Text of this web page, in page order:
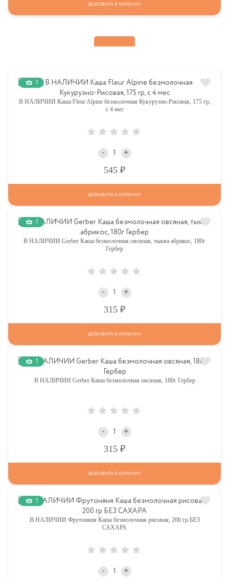
ДОБАВИТЬ В КОРЗИНУ
1
В НАЛИЧИИ Каша Fleur Alpine безмолочная Кукурузно-Рисовая, 175 гр,
с 4 мес
- +
545
ДОБАВИТЬ В КОРЗИНУ
1
В НАЛИЧИИ Gerber Каша безмолочная овсяная, тыква абрикос, 180г
Гербер
- +
315
ДОБАВИТЬ В КОРЗИНУ
1
В НАЛИЧИИ Gerber Каша безмолочная овсяная, 180г Гербер
- +
315
ДОБАВИТЬ В КОРЗИНУ
1
В НАЛИЧИИ Фрутоняня Каша безмолочная рисовая, 200 гр БЕЗ
САХАРА
- +